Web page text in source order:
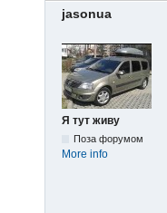
jasonua
Я тут живу
Поза форумом
More info